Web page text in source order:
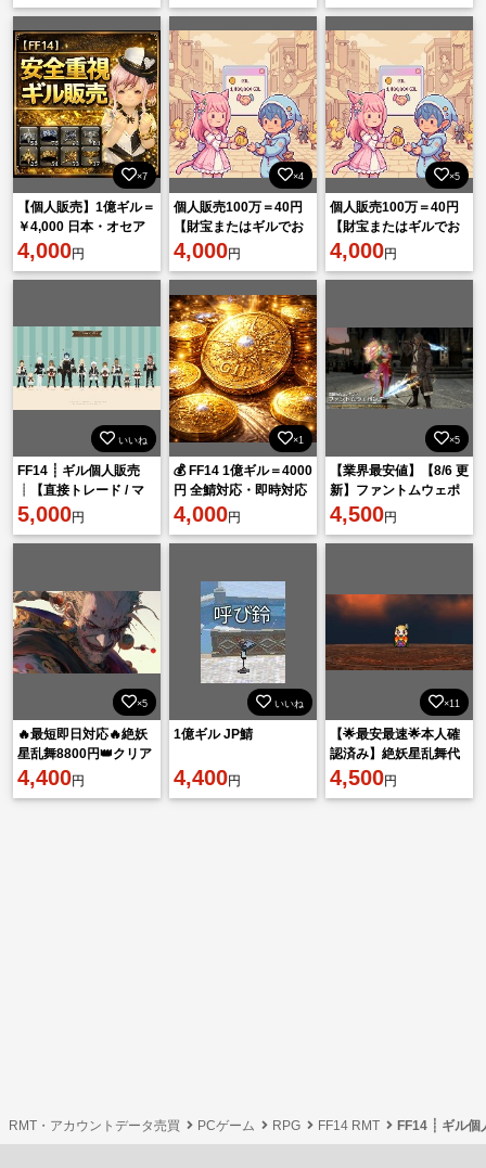
×7
【個人販売】1億ギル＝
￥4,000 日本・オセア
ニア・北米DC対応
4,000円
×4
個人販売100万＝40円
【財宝またはギルでお
渡し】
4,000円
×5
個人販売100万＝40円
【財宝またはギルでお
渡し】
4,000円
いいね
FF14 ┊ ギル個人販売
┊【直接トレード / マ
ネキン】 ┊1億ギル＝
5,000円～
5,000円
×1
💰 FF14 1億ギル＝4000
円 全鯖対応・即時対応
💰
4,000円
×5
【業界最安値】【8/6 更
新】ファントムウェポ
ン 制作代行
4,500円
×5
🔥最短即日対応🔥絶妖
星乱舞8800円👑クリア
記念SS付き✨安心攻略
代行
4,400円
いいね
1億ギル JP鯖
4,400円
×11
【🌟最安最速🌟本人確
認済み】絶妖星乱舞代
行
4,500円
RMT・アカウントデータ売買 PCゲーム RPG FF14 RMT FF14 ┊ ギル